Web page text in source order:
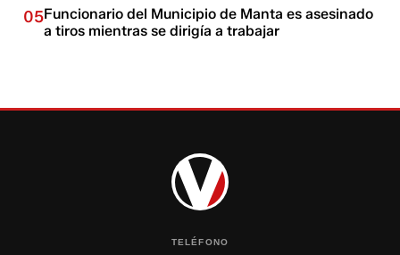
05Funcionario del Municipio de Manta es asesinado
a tiros mientras se dirigía a trabajar
TELÉFONO